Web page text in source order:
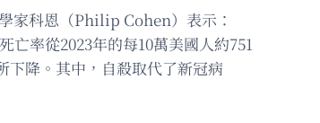
家科恩（Philip Cohen）表示：
亡率從2023年的每10萬美國人約751
下降。其中，自殺取代了新冠病